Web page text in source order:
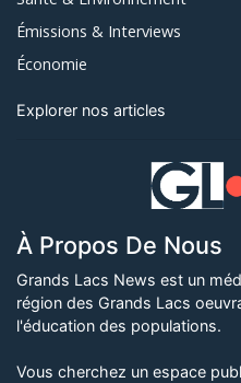
Émissions & Interviews
Économie
Explorer nos articles
À Propos De Nous
Grands Lacs News est un
région des Grands Lacs
l'éducation des populations.
Vous cherchez un espace